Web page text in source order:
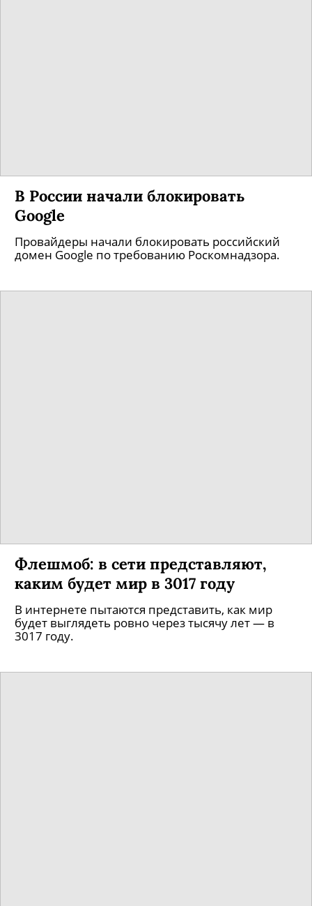
В России начали блокировать
Google
Провайдеры начали блокировать российский
домен Google по требованию Роскомнадзора.
Флешмоб: в сети представляют,
каким будет мир в 3017 году
В интернете пытаются представить, как мир
будет выглядеть ровно через тысячу лет — в
3017 году.